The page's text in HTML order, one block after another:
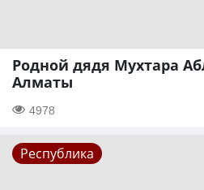
Родной дядя Мухтара
Алматы
4978
Республика